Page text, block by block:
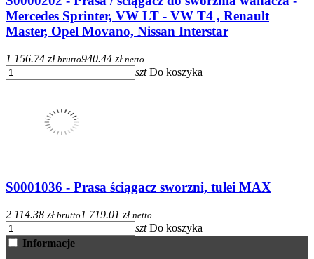
Mercedes Sprinter, VW LT - VW T4 , Renault
Master, Opel Movano, Nissan Interstar
1 156.74 zł brutto940.44 zł netto
szt Do koszyka
S0001036 - Prasa ściągacz sworzni, tulei MAX
2 114.38 zł brutto 1 719.01 zł netto
szt Do koszyka
Informacje